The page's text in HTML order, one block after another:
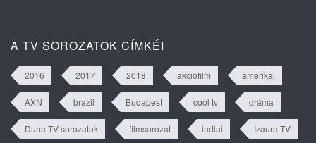
A TV SOROZATOK CÍMKÉI
2016 2017 2018 akciófilm amerikai
AXN brazil Budapest cool tv dráma
Duna TV sorozatok filmsorozat indiai Izaura TV